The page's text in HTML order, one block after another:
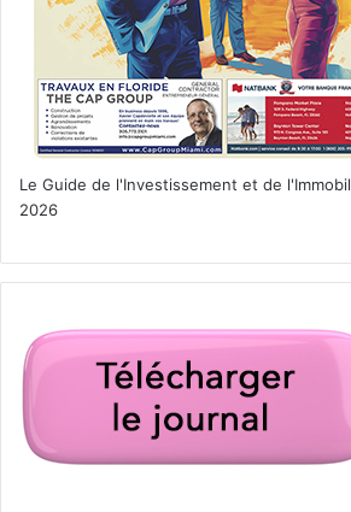
Le Guide de l'Investissement et de
2026